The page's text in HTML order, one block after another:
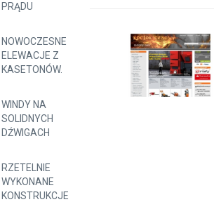
PRĄDU
NOWOCZESNE
ELEWACJE Z
KASETONÓW.
WINDY NA
SOLIDNYCH
DŹWIGACH
RZETELNIE
WYKONANE
KONSTRUKCJE